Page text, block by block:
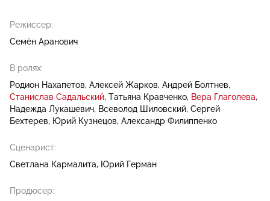
Режиссер:
Семён Аранович
В ролях:
Родион Нахапетов Алексей Жарков Андрей Болтнев
Станислав Садальский Татьяна Кравченко Вера Глаголева
Надежда Лукашевич Всеволод Шиловский Сергей
Бехтерев
Юрий Кузнецов Александр Филиппенко
Сценарист:
Светлана Кармалита Юрий Герман
Продюсер: